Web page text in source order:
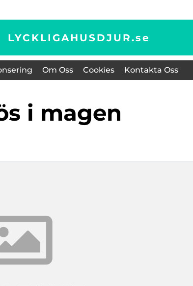
LYCKLIGAHUSDJUR.se
Om Oss Cookies Kontakta Oss
i magen